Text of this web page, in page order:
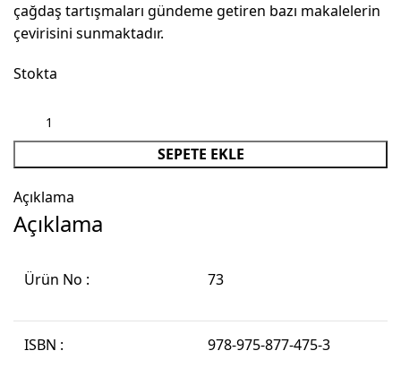
çağdaş tartışmaları gündeme getiren bazı makalelerin
çevirisini sunmaktadır.
Stokta
SEPETE EKLE
Açıklama
Açıklama
Ürün No : 73
ISBN : 978-975-877-475-3